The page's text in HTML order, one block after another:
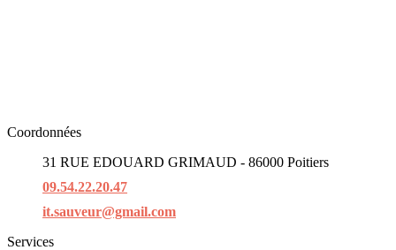
Coordonnées
31 RUE EDOUARD GRIMAUD - 86000 Poitiers
09.54.22.20.47
it.sauveur@gmail.com
Services